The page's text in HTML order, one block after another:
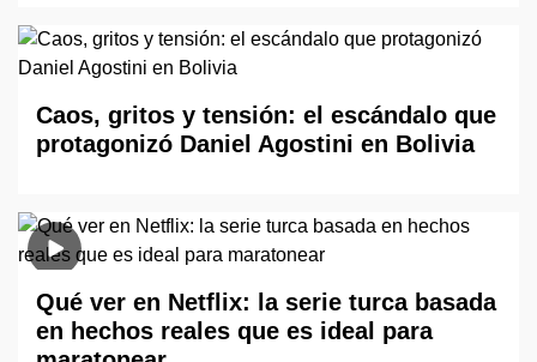
Caos, gritos y tensión: el escándalo que
protagonizó Daniel Agostini en Bolivia
Qué ver en Netflix: la serie turca basada
en hechos reales que es ideal para